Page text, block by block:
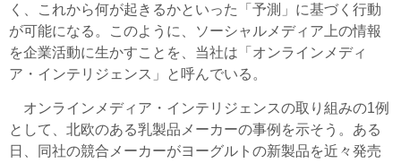
く、これから何が起きるかといった「予測」に基づく行動
が可能になる。このように、ソーシャルメディア上の情報
を企業活動に生かすことを、当社は「オンラインメディ
ア・インテリジェンス」と呼んでいる。
オンラインメディア・インテリジェンスの取り組みの1例
として、北欧のある乳製品メーカーの事例を示そう。ある
日、同社の競合メーカーがヨーグルトの新製品を近々発売